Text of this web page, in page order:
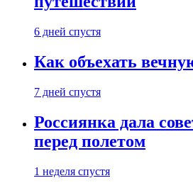
6 дней спустя
Как объехать
7 дней спустя
Россиянка дала
перед полетом
1 неделя спустя